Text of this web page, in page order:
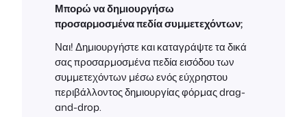
Μπορώ να δημιουργήσω
προσαρμοσμένα πεδία συμμετεχόντων;
Ναι! Δημιουργήστε και καταγράψτε τα δικά
σας προσαρμοσμένα πεδία εισόδου των
συμμετεχόντων μέσω ενός εύχρηστου
περιβάλλοντος δημιουργίας φόρμας drag-
and-drop.